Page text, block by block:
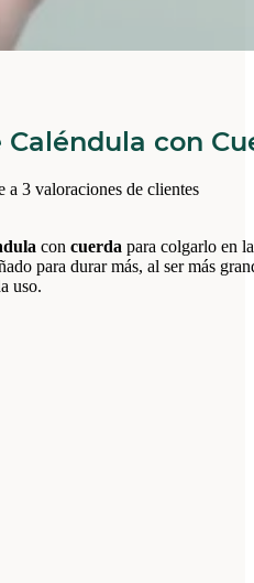
con
a 3 valoraciones de clientes
con cuerda para colgarlo en
para durar más, al ser más
uso.